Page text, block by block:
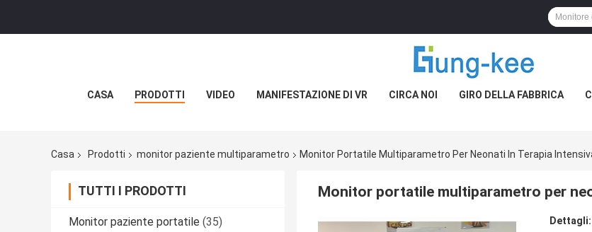
CASA PRODOTTI VIDEO MANIFESTAZIONE DI VR CIRCA NOI GIRO DELLA FABBRICA
Casa Prodotti monitor paziente multiparametro Monitor Portatile Multiparametro Per Neonati In Terapia
TUTTI I PRODOTTI
Monitor paziente portatile (35)
Monitor portatile multiparametro per
Dettagli: